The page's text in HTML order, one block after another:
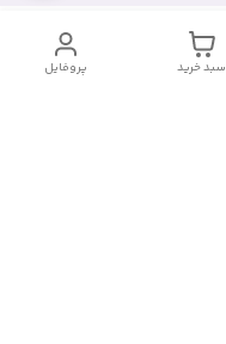
پروفایل سبد خرید